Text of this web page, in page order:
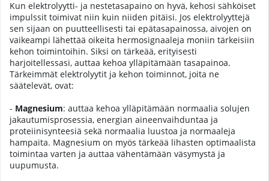
Kun elektrolyytti- ja nestetasapaino on hyvä, kehosi sähköiset
impulssit toimivat niin kuin niiden pitäisi. Jos elektrolyyttejä
sen sijaan on puutteellisesti tai epätasapainossa, aivojen on
vaikeampi lähettää oikeita hermosignaaleja moniin tärkeisiin
kehon toimintoihin. Siksi on tärkeää, erityisesti
harjoitellessasi, auttaa kehoa ylläpitämään tasapainoa.
Tärkeimmät elektrolyytit ja kehon toiminnot, joita ne
säätelevät, ovat:
- Magnesium: auttaa kehoa ylläpitämään normaalia solujen
jakautumisprosessia, energian aineenvaihduntaa ja
proteiinisynteesiä sekä normaalia luustoa ja normaaleja
hampaita. Magnesium on myös tärkeää lihasten optimaalista
toimintaa varten ja auttaa vähentämään väsymystä ja
uupumusta.